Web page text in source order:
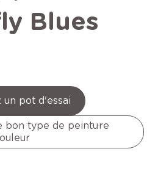
Blues
un pot d'essai
bon type de peinture